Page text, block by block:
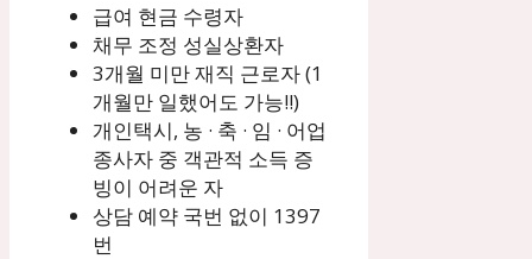
급여 현금 수령자
채무 조정 성실상환자
3개월 미만 재직 근로자 (1
개월만 일했어도 가능!!)
개인택시, 농 · 축 · 임 · 어업
종사자 중 객관적 소득 증
빙이 어려운 자
상담 예약 국번 없이 1397
번